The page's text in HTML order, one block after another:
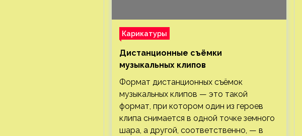
Карикатуры
Дистанционные съёмки
музыкальных клипов⁠⁠
Формат дистанционных съёмок
музыкальных клипов — это такой
формат, при котором один из героев
клипа снимается в одной точке земного
шара, а другой, соответственно, — в